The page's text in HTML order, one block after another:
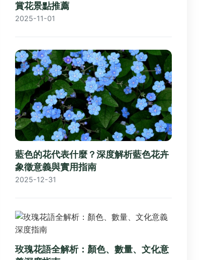
賞花景點推薦
2025-11-01
藍色的花代表什麼？深度解析藍色花卉
象徵意義與實用指南
2025-12-31
玫瑰花語全解析：顏色、數量、文化意